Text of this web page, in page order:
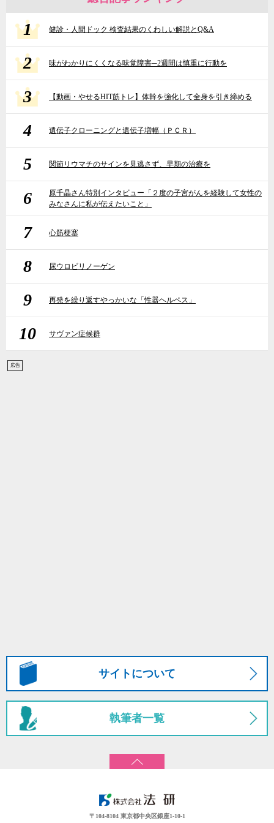
1 健診・人間ドック 検査結果のくわしい解説とQ&A
2 味がわかりにくくなる味覚障害─2週間は慎重に行動を
3 【動画・やせるHIT筋トレ】体幹を強化して全身を引き締める
4 遺伝子クローニングと遺伝子増幅（ＰＣＲ）
5 関節リウマチのサインを見逃さず、早期の治療を
6
原千晶さん特別インタビュー「２度の子宮がんを経験して女性の
みなさんに私が伝えたいこと」
7 心筋梗塞
8 尿ウロビリノーゲン
9 再発を繰り返すやっかいな「性器ヘルペス」
10 サヴァン症候群
広告
サイトについて
執筆者一覧
〒104-8104 東京都中央区銀座1-10-1